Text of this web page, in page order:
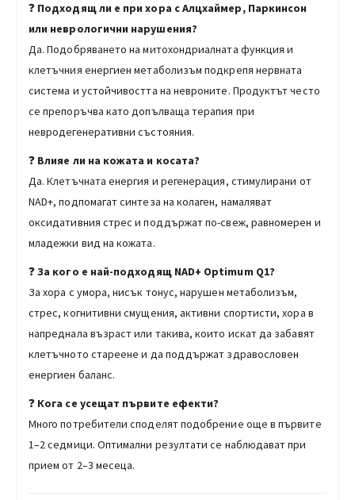
❓ Подходящ ли е при хора с Алцхаймер, Паркинсон
или неврологични нарушения?
Да. Подобряването на митохондриалната функция и
клетъчния енергиен метаболизъм подкрепя нервната
система и устойчивостта на невроните. Продуктът често
се препоръчва като допълваща терапия при
невродегенеративни състояния.
❓ Влияе ли на кожата и косата?
Да. Клетъчната енергия и регенерация, стимулирани от
NAD+, подпомагат синтеза на колаген, намаляват
оксидативния стрес и поддържат по-свеж, равномерен и
младежки вид на кожата.
❓За кого е най-подходящ NAD+ Optimum Q1?
За хора с умора, нисък тонус, нарушен метаболизъм,
стрес, когнитивни смущения, активни спортисти, хора в
напреднала възраст или такива, които искат да забавят
клетъчното стареене и да поддържат здравословен
енергиен баланс.
❓ Кога се усещат първите ефекти?
Много потребители споделят подобрение още в първите
1–2 седмици. Оптимални резултати се наблюдават при
прием от 2–3 месеца.